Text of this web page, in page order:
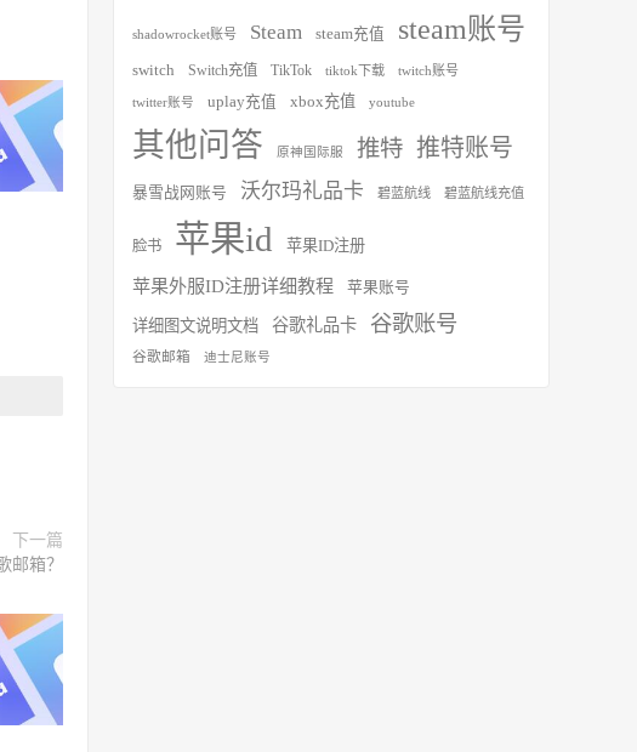
下一篇
邮箱？
shadowrocket账号 Steam steam充值 steam账号
switch Switch充值 TikTok tiktok下载 twitch账号
twitter账号 uplay充值 xbox充值 youtube
其他问答 原神国际服 推特 推特账号
暴雪战网账号 沃尔玛礼品卡 碧蓝航线 碧蓝航线充值
脸书 苹果id 苹果ID注册
苹果外服ID注册详细教程 苹果账号
详细图文说明文档 谷歌礼品卡 谷歌账号
谷歌邮箱 迪士尼账号